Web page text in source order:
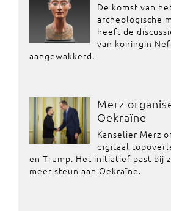
De komst van
archeologische
heeft de
van koningin
aangewakkerd.
Merz
Oekraïne
Kanselier Merz
digitaal
en Trump. Het initiatief past bij
meer steun aan Oekraïne.